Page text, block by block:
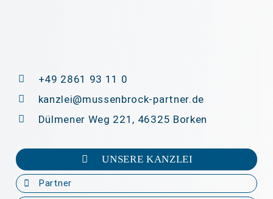
+49 2861 93 11 0
kanzlei@mussenbrock-partner.de
Dülmener Weg 221, 46325 Borken
UNSERE KANZLEI
Partner